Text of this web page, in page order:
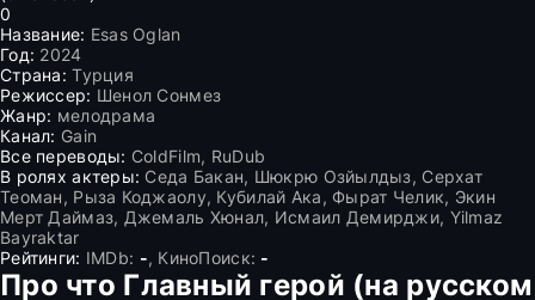
0
Название: Esas Oglan
Год: 2024
Страна: Турция
Режиссер: Шенол Сонмез
Жанр: мелодрама
Канал: Gain
Все переводы: ColdFilm, RuDub
В ролях актеры: Седа Бакан, Шюкрю Озйылдыз, Серхат
Теоман, Рыза Коджаолу, Кубилай Ака, Фырат Челик, Экин
Мерт Даймаз, Джемаль Хюнал, Исмаил Демирджи, Yilmaz
Bayraktar
Рейтинги: IMDb: -, КиноПоиск: -
Про что Главный герой (на русском